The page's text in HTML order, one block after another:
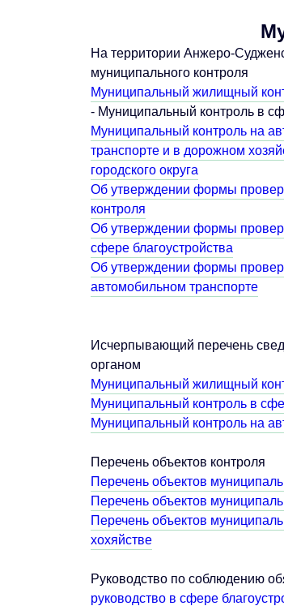
На территории Анжеро-
муниципального контроля
Муниципальный жилищный
- Муниципальный контроль в
Муниципальный контроль на
транспорте и в дорожном
городского округа
Об утверждении формы
контроля
Об утверждении формы
сфере благоустройства
Об утверждении формы
автомобильном транспорте
Исчерпывающий перечень
органом
Муниципальный жилищный
Муниципальный контроль в
Муниципальный контроль на
Перечень объектов контроля
Перечень объектов
Перечень объектов
Перечень объектов
хохяйстве
Руководство по соблюдению
руководство в сфере